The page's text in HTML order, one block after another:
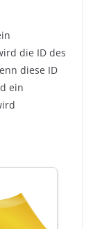
die ID des
diese ID
ein